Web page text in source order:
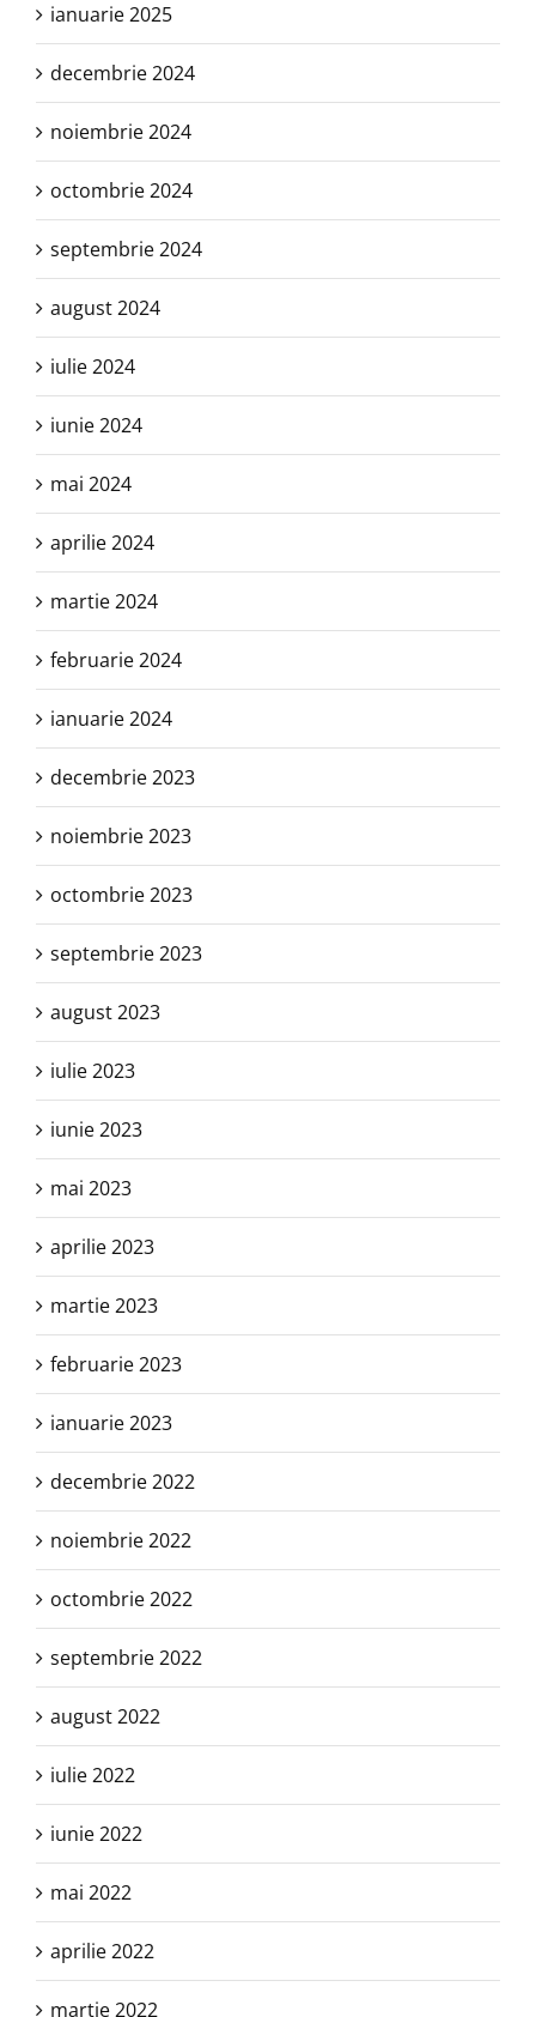
ianuarie 2025
decembrie 2024
noiembrie 2024
octombrie 2024
septembrie 2024
august 2024
iulie 2024
iunie 2024
mai 2024
aprilie 2024
martie 2024
februarie 2024
ianuarie 2024
decembrie 2023
noiembrie 2023
octombrie 2023
septembrie 2023
august 2023
iulie 2023
iunie 2023
mai 2023
aprilie 2023
martie 2023
februarie 2023
ianuarie 2023
decembrie 2022
noiembrie 2022
octombrie 2022
septembrie 2022
august 2022
iulie 2022
iunie 2022
mai 2022
aprilie 2022
martie 2022